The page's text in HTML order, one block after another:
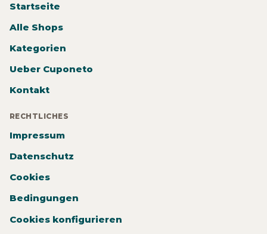
Startseite
Alle Shops
Kategorien
Ueber Cuponeto
Kontakt
RECHTLICHES
Impressum
Datenschutz
Cookies
Bedingungen
Cookies konfigurieren